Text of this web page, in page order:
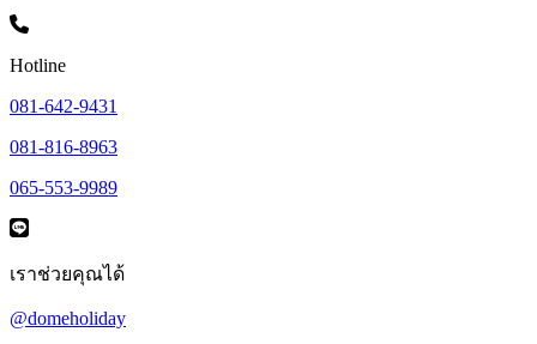
Hotline
081-642-9431
081-816-8963
065-553-9989
เราช่วยคุณได้
@domeholiday